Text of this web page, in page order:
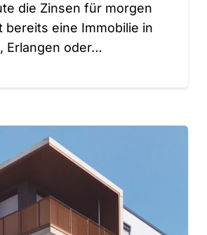
die Zinsen für morgen
bereits eine Immobilie in
Erlangen oder…